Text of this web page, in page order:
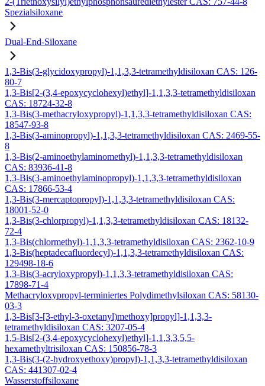
Spezialsiloxane
Dual-End-Siloxane
1,3-Bis(3-glycidoxypropyl)-1,1,3,3-tetramethyldisiloxan CAS: 126-
80-7
1,3-Bis[2-(3,4-epoxycyclohexyl)ethyl]-1,1,3,3-tetramethyldisiloxan
CAS: 18724-32-8
1,3-Bis(3-methacryloxypropyl)-1,1,3,3-tetramethyldisiloxan CAS:
18547-93-8
1,3-Bis(3-aminopropyl)-1,1,3,3-tetramethyldisiloxan CAS: 2469-55-
8
1,3-Bis(2-aminoethylaminomethyl)-1,1,3,3-tetramethyldisiloxan
CAS: 83936-41-8
1,3-Bis(3-aminoethylaminopropyl)-1,1,3,3-tetramethyldisiloxan
CAS: 17866-53-4
1,3-Bis(3-mercaptopropyl)-1,1,3,3-tetramethyldisiloxan CAS:
18001-52-0
1,3-Bis(3-chlorpropyl)-1,1,3,3-tetramethyldisiloxan CAS: 18132-
72-4
1,3-Bis(chlormethyl)-1,1,3,3-tetramethyldisiloxan CAS: 2362-10-9
1,3-Bis(heptadecafluordecyl)-1,1,3,3-tetramethyldisiloxan CAS:
129498-18-6
1,3-Bis(3-acryloxypropyl)-1,1,3,3-tetramethyldisiloxan CAS:
17898-71-4
Methacryloxypropyl-terminiertes Polydimethylsiloxan CAS: 58130-
03-3
1,3-Bis[3-[3-ethyl-3-oxetanyl)methoxy]propyl]-1,1,3,3-
tetramethyldisiloxan CAS: 3207-05-4
1,5-Bis[2-(3,4-epoxycyclohexyl)ethyl]-1,1,3,3,5,5-
hexamethyltrisiloxan CAS: 150856-78-3
1,3-Bis(3-(2-hydroxyethoxy)propyl)-1,1,3,3-tetramethyldisiloxan
CAS: 441307-02-4
Wasserstoffsiloxane